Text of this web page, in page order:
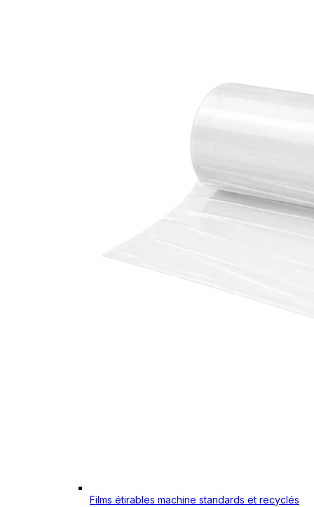
Films étirables machine standards et recyclés